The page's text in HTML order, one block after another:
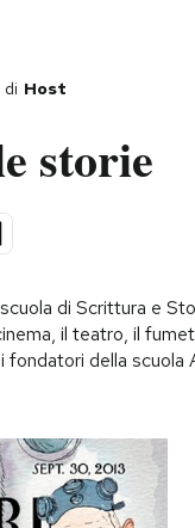
di Host
storie
di Scrittura e
il teatro, il
fondatori della scuola